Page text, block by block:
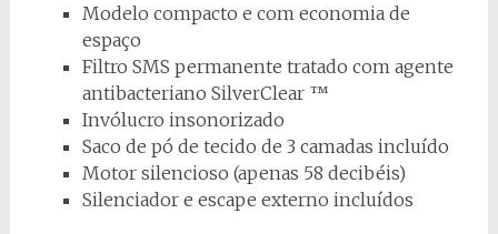
Modelo compacto e com economia de
espaço
Filtro SMS permanente tratado com agente
antibacteriano SilverClear ™
Invólucro insonorizado
Saco de pó de tecido de 3 camadas incluído
Motor silencioso (apenas 58 decibéis)
Silenciador e escape externo incluídos